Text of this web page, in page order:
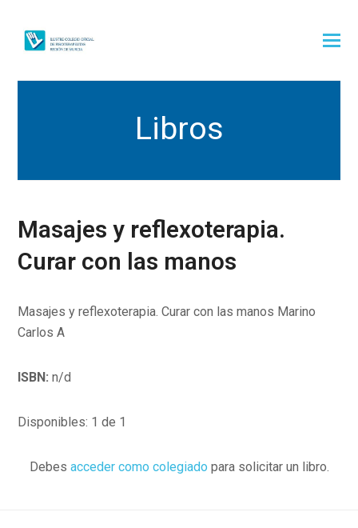
Libros
Masajes y reflexoterapia.
Curar con las manos
Masajes y reflexoterapia. Curar con las manos Marino
Carlos A
ISBN: n/d
Disponibles: 1 de 1
Debes acceder como colegiado para solicitar un libro.